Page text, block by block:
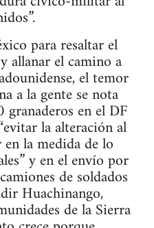
para resaltar el
allanar el camino a
el temor
a la gente se nota
en el DF
la alteración al
la medida de lo
y en el envío por
de soldados
Huachinango,
de la Sierra